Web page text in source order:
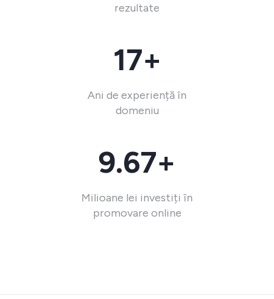
rezultate
17+
Ani de experiență în
domeniu
9.67+
Milioane lei investiți în
promovare online